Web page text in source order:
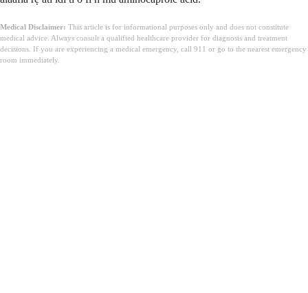
Medical Disclaimer: This article is for informational purposes only and does not constitute
medical advice. Always consult a qualified healthcare provider for diagnosis and treatment
decisions. If you are experiencing a medical emergency, call 911 or go to the nearest emergency
room immediately.